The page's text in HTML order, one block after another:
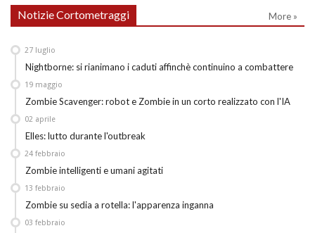
Notizie Cortometraggi More »
Nightborne: si rianimano i caduti affinchè continuino a combattere
27 luglio
Zombie Scavenger: robot e Zombie in un corto realizzato con l'IA
19 maggio
Elles: lutto durante l'outbreak
02 aprile
Zombie intelligenti e umani agitati
24 febbraio
Zombie su sedia a rotella: l'apparenza inganna
13 febbraio
03 febbraio